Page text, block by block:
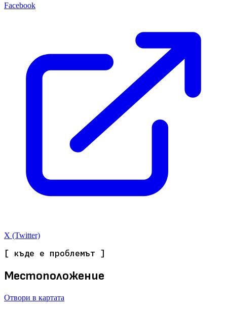
Facebook
X (Twitter)
[ къде е проблемът ]
Местоположение
Отвори в картата